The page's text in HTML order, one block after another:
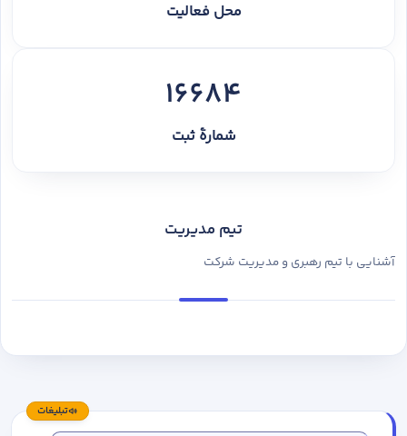
محل فعالیت
16684
شمارهٔ ثبت
تیم مدیریت
آشنایی با تیم رهبری و مدیریت شرکت
تبلیغات